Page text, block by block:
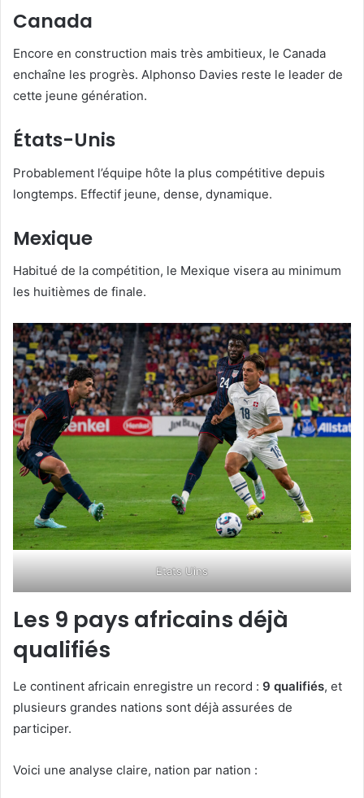
Canada
Encore en construction mais très ambitieux, le Canada
enchaîne les progrès. Alphonso Davies reste le leader de
cette jeune génération.
États-Unis
Probablement l’équipe hôte la plus compétitive depuis
longtemps. Effectif jeune, dense, dynamique.
Mexique
Habitué de la compétition, le Mexique visera au minimum
les huitièmes de finale.
Etats Uins
Les 9 pays africains déjà
qualifiés
Le continent africain enregistre un record : 9 qualifiés, et
plusieurs grandes nations sont déjà assurées de
participer.
Voici une analyse claire, nation par nation :